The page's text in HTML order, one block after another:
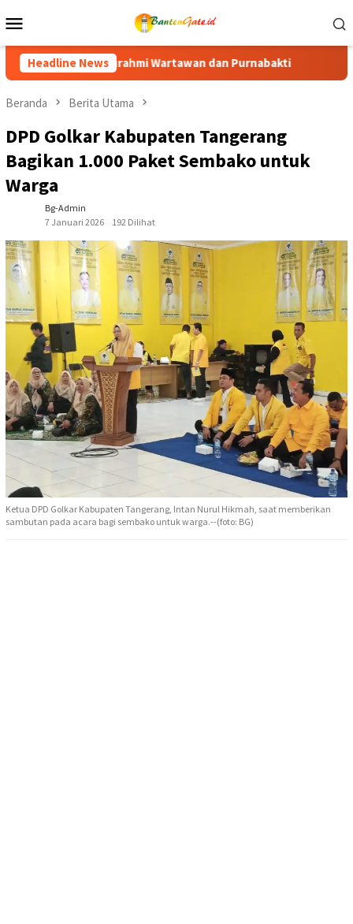
ke
Mobile
Headline NewsRatusan Purna Bhakti dan Warga Siap
Beranda Berita Utama
DPD Golkar Kabupaten Tangerang
Bagikan 1.000 Paket Sembako untuk
Warga
Bg-Admin
7 Januari 2026
192 Dilihat
Ketua DPD Golkar Kabupaten Tangerang, Intan Nurul Hikmah, saat memberikan
sambutan pada acara bagi sembako untuk warga.--(foto: BG)